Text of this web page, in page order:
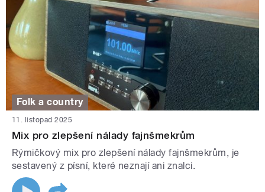
Folk a country
11. listopad 2025
Mix pro zlepšení nálady fajnšmekrům
Rýmičkový mix pro zlepšení nálady fajnšmekrům, je
sestavený z písní, které neznají ani znalci.